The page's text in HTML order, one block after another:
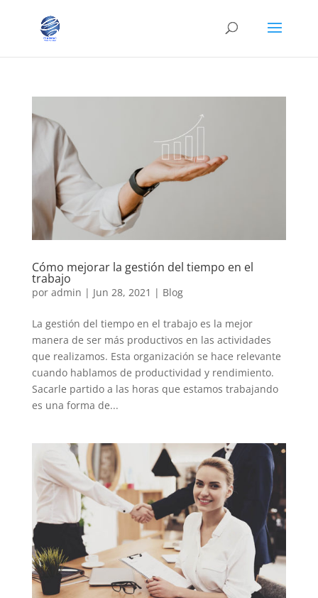
Cómo mejorar la gestión del tiempo en el
trabajo
por admin | Jun 28, 2021 | Blog
La gestión del tiempo en el trabajo es la mejor
manera de ser más productivos en las actividades
que realizamos. Esta organización se hace relevante
cuando hablamos de productividad y rendimiento.
Sacarle partido a las horas que estamos trabajando
es una forma de...